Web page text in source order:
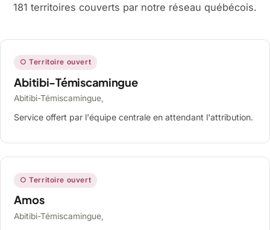
181 territoires couverts par notre réseau québécois.
○ Territoire ouvert
Abitibi-Témiscamingue
Abitibi-Témiscamingue,
Service offert par l'équipe centrale en attendant l'attribution.
○ Territoire ouvert
Amos
Abitibi-Témiscamingue,